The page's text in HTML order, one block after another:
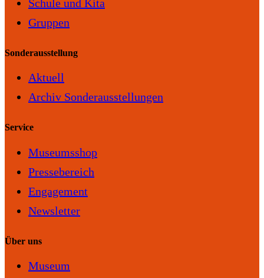
Schule und Kita
Gruppen
Sonderausstellung
Aktuell
Archiv Sonderausstellungen
Service
Museumsshop
Pressebereich
Engagement
Newsletter
Über uns
Museum